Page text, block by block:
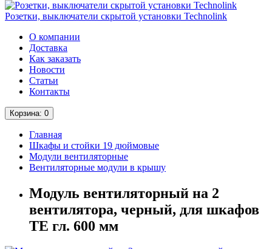
Розетки, выключатели скрытой установки Technolink
О компании
Доставка
Как заказать
Новости
Статьи
Контакты
Корзина: 0
Главная
Шкафы и стойки 19 дюймовые
Модули вентиляторные
Вентиляторные модули в крышу
Модуль вентиляторный на 2
вентилятора, черный, для шкафов
ТЕ гл. 600 мм